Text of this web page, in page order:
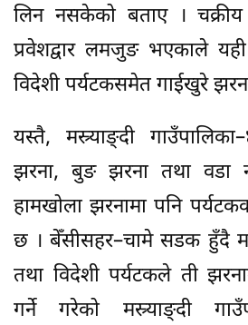
लिन नसकेको बताए । चक्रीय
प्रवेशद्वार लमजुङ भएकाले यही
विदेशी पर्यटकसमेत गाईखुरे
यस्तै, मस्र्याङ्दी
झरना, बुङ झरना तथा वडा
हामखोला झरनामा पनि
छ । बेँसीसहर–चामे सडक हुँदै
तथा विदेशी पर्यटकले ती
गर्ने गरेको मस्र्याङ्दी